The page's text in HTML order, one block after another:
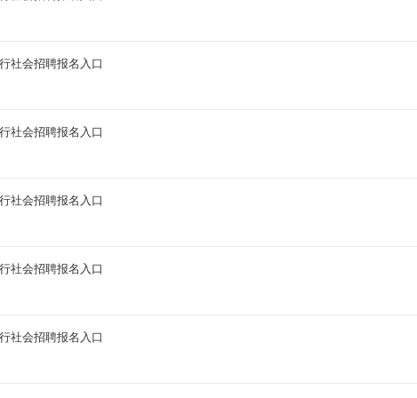
社会招聘报名入口
社会招聘报名入口
社会招聘报名入口
社会招聘报名入口
社会招聘报名入口